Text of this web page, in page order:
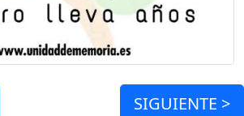
SIGUIENTE >